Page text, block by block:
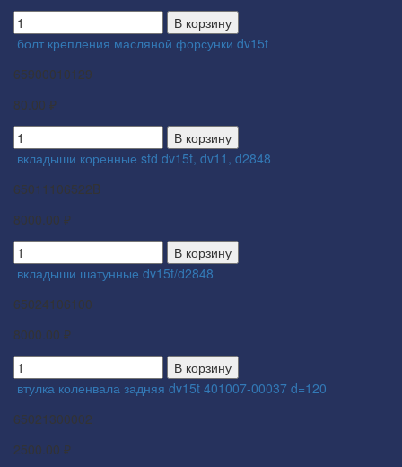
В корзину
болт крепления масляной форсунки dv15t
65900010129
80.00 ₽
В корзину
вкладыши коренные std dv15t, dv11, d2848
65011106522B
8000.00 ₽
В корзину
вкладыши шатунные dv15t/d2848
65024106100
8000.00 ₽
В корзину
втулка коленвала задняя dv15t 401007-00037 d=120
65021300002
2500.00 ₽